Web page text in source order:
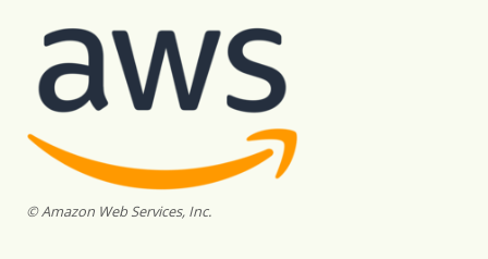
© Amazon Web Services, Inc.